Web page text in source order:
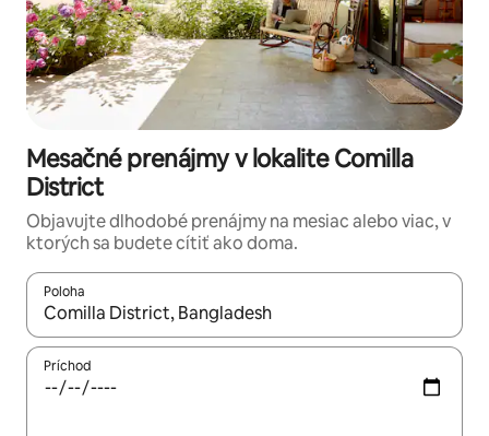
Mesačné prenájmy v lokalite Comilla
District
Objavujte dlhodobé prenájmy na mesiac alebo viac, v
ktorých sa budete cítiť ako doma.
Poloha
Keď budú výsledky k dispozícii, môžete si ich prechádzať
Príchod